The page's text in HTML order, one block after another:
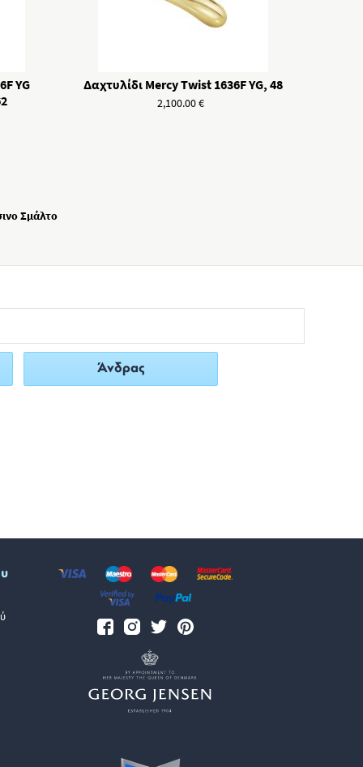
YG
Δαχτυλίδι Mercy Twist 1636F YG, 48
2,100.00€
Σμάλτο
Άνδρας